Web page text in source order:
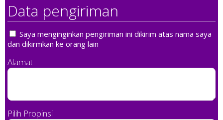
Data pengiriman
Saya menginginkan pengiriman ini dikirim atas nama saya
dan dikirmkan ke orang lain
Alamat
Pilih Propinsi